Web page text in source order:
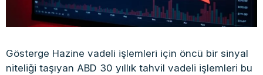
Gösterge Hazine vadeli işlemleri için öncü bir sinyal
niteliği taşıyan ABD 30 yıllık tahvil vadeli işlemleri bu